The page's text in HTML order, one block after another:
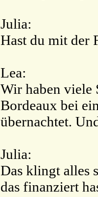
Julia:
Hast du mit der
Lea:
Wir haben viele
Bordeaux bei
übernachtet.
Julia:
Das klingt alles
das finanziert